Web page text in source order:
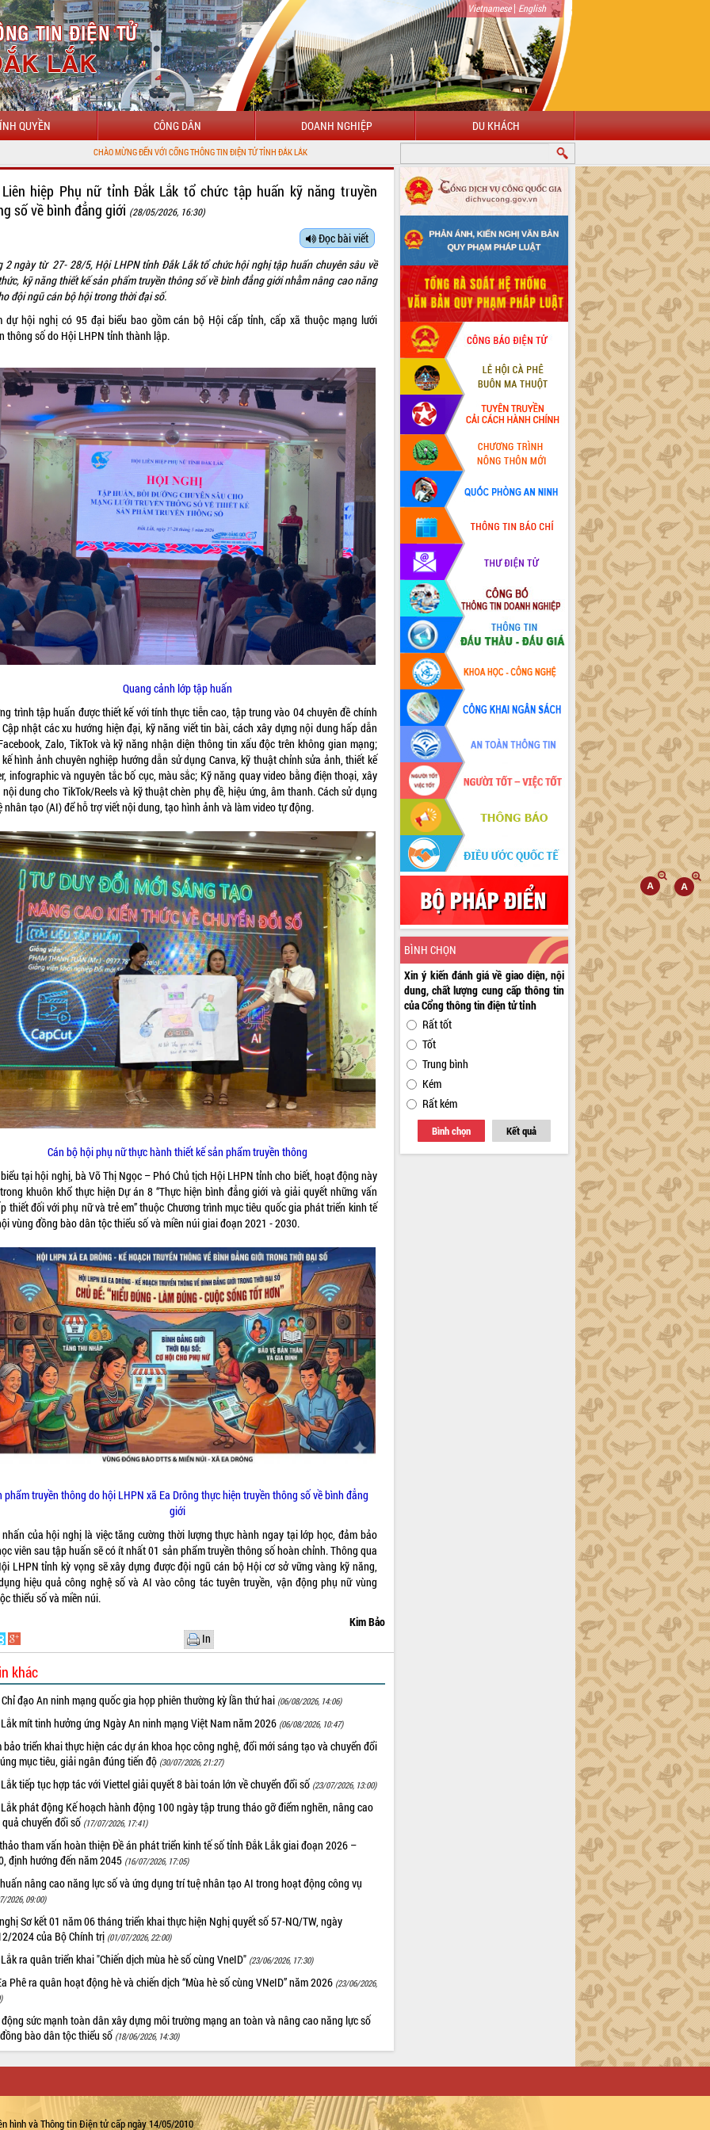
Vietnamese| English
QUYỀN CÔNG DÂN DOANH NGHIỆP DU KHÁCH
CHÀO MỪNG ĐẾN VỚI CỔNG THÔNG TIN ĐIỆN TỬ TỈNH ĐẮK LẮK
hiệp Phụ nữ tỉnh Đắk Lắk tổ chức tập huấn kỹ năng truyền
số về bình đẳng giới (28/05/2026, 16:30)
Đọc bài viết
2 ngày từ 27- 28/5, Hội LHPN tỉnh Đắk Lắk tổ chức hội nghị tập huấn chuyên sâu về
kỹ năng thiết kế sản phẩm truyền thông số về bình đẳng giớinhằm nâng cao năng
đội ngũ cán bộ hội trong thời đại số.
dự hội nghị có 95 đại biểu bao gồm cán bộ Hội cấp tỉnh, cấp xã thuộc mạng lưới
thông số do Hội LHPN tỉnh thành lập.
Quang cảnh lớp tập huấn
trình tập huấn được thiết kế với tính thực tiễn cao, tập trung vào 04 chuyên đề chính
nhật các xu hướng hiện đại, kỹ năng viết tin bài, cách xây dựng nội dung hấp dẫn
Zalo, TikTok và kỹ năng nhận diện thông tin xấu độc trên không gian mạng;
hình ảnh chuyên nghiệp hướng dẫn sử dụng Canva, kỹ thuật chỉnh sửa ảnh, thiết kế
infographic và nguyên tắc bố cục, màu sắc; Kỹ năng quay video bằng điện thoại, xây
dung cho TikTok/Reels và kỹ thuật chèn phụ đề, hiệu ứng, âm thanh.Cách sử dụng
nhân tạo (AI) để hỗ trợ viết nội dung, tạo hình ảnh và làm video tự động.
Cán bộ hội phụ nữ thực hành thiết kế sản phẩm truyền thông
tại hội nghị, bà Võ Thị Ngọc – Phó Chủ tịch Hội LHPN tỉnh cho biết, hoạt động này
khuôn khổ thực hiện Dự án 8 “Thực hiện bình đẳng giới và giải quyết những vấn
thiết đối với phụ nữ và trẻ em” thuộc Chương trình mục tiêu quốc gia phát triển kinh tế
vùng đồng bào dân tộc thiểu số và miền núi giai đoạn 2021 - 2030.
phẩm truyền thông do hội LHPN xã Ea Drông thực hiện truyền thông số về bình đẳng
giới
của hội nghị là việc tăng cường thời lượng thực hành ngay tại lớp học, đảm bảo
viên sau tập huấn sẽ có ít nhất 01 sản phẩm truyền thông số hoàn chỉnh.Thông qua
LHPN tỉnh kỳ vọng sẽ xây dựng được đội ngũ cán bộ Hội cơ sở vững vàng kỹ năng,
hiệu quả công nghệ số và AI vào công tác tuyên truyền, vận động phụ nữ vùng
thiểu số và miền núi.
Kim Bảo
In
khác
đạo An ninh mạng quốc gia họp phiên thường kỳ lần thứ hai (06/08/2026, 14:06)
mít tinh hưởng ứng Ngày An ninh mạng Việt Nam năm 2026 (06/08/2026, 10:47)
bảo triển khai thực hiện các dự án khoa học công nghệ, đổi mới sáng tạo và chuyển đổi
mục tiêu, giải ngân đúng tiến độ (30/07/2026, 21:27)
tiếp tục hợp tác với Viettel giải quyết 8 bài toán lớn về chuyển đổi số (23/07/2026, 13:00)
phát động Kế hoạch hành động 100 ngày tập trung tháo gỡ điểm nghẽn, nâng cao
quả chuyển đổi số (17/07/2026, 17:41)
tham vấn hoàn thiện Đề án phát triển kinh tế số tỉnh Đắk Lắk giai đoạn 2026 –
định hướng đến năm 2045 (16/07/2026, 17:05)
nâng cao năng lực số và ứng dụng trí tuệ nhân tạo AI trong hoạt động công vụ
2026, 09:00)
Sơ kết 01 năm 06 tháng triển khai thực hiện Nghị quyết số 57-NQ/TW, ngày
2024 của Bộ Chính trị (01/07/2026, 22:00)
ra quân triển khai "Chiến dịch mùa hè số cùng VneID" (23/06/2026, 17:30)
Phê ra quân hoạt động hè và chiến dịch “Mùa hè số cùng VNeID” năm 2026 (23/06/2026,
sức mạnh toàn dân xây dựng môi trường mạng an toàn và nâng cao năng lực số
bào dân tộc thiểu số (18/06/2026, 14:30)
BÌNH CHỌN
Xin ý kiến đánh giá về giao diện, nội
dung, chất lượng cung cấp thông tin
của Cổng thông tin điện tử tỉnh
Rất tốt
Tốt
Trung bình
Kém
Rất kém
Bình chọn Kết quả
hình và Thông tin Điện tử cấp ngày 14/05/2010